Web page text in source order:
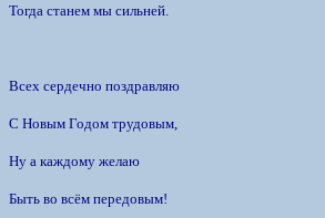
Тогда станем мы сильней.
Всех сердечно поздравляю
С Новым Годом трудовым,
Ну а каждому желаю
Быть во всём передовым!